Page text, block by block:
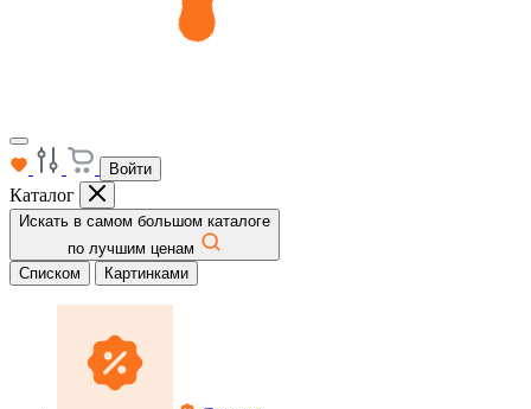
Войти
Каталог
Искать в самом большом каталоге
по лучшим ценам
Списком
Картинками